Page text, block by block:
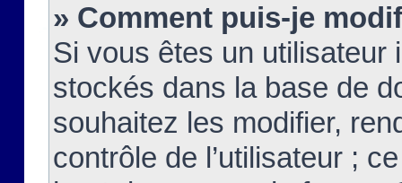
» Comment puis-je
Si vous êtes un
stockés dans la base de
souhaitez les modifier,
contrôle de l’utilisateur ;